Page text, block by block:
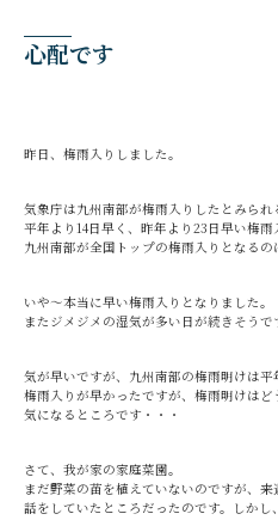
心配です
昨日、梅雨入りしました。
気象庁は九州南部が梅雨入りしたとみられ
平年より14日早く、昨年より23日早い梅雨
九州南部が全国トップの梅雨入りとなるの
いや～本当に早い梅雨入りとなりました。
またジメジメの湿気が多い日が続きそうで
気が早いですが、九州南部の梅雨明けは平
梅雨入りが早かったですが、梅雨明けはど
気になるところです・・・
さて、我が家の家庭菜園。
まだ野菜の苗を植えていないのですが、来
話をしていたところだったのです。しかし